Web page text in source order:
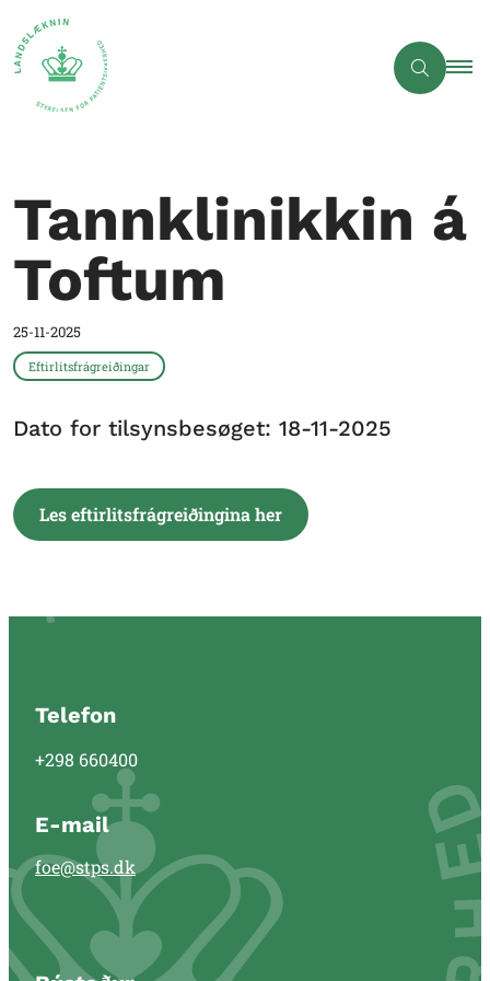
Tannklinikkin á
Toftum
25-11-2025
Eftirlitsfrágreiðingar
Dato for tilsynsbesøget: 18-11-2025
Les eftirlitsfrágreiðingina her
Telefon
+298 660400
E-mail
foe@stps.dk